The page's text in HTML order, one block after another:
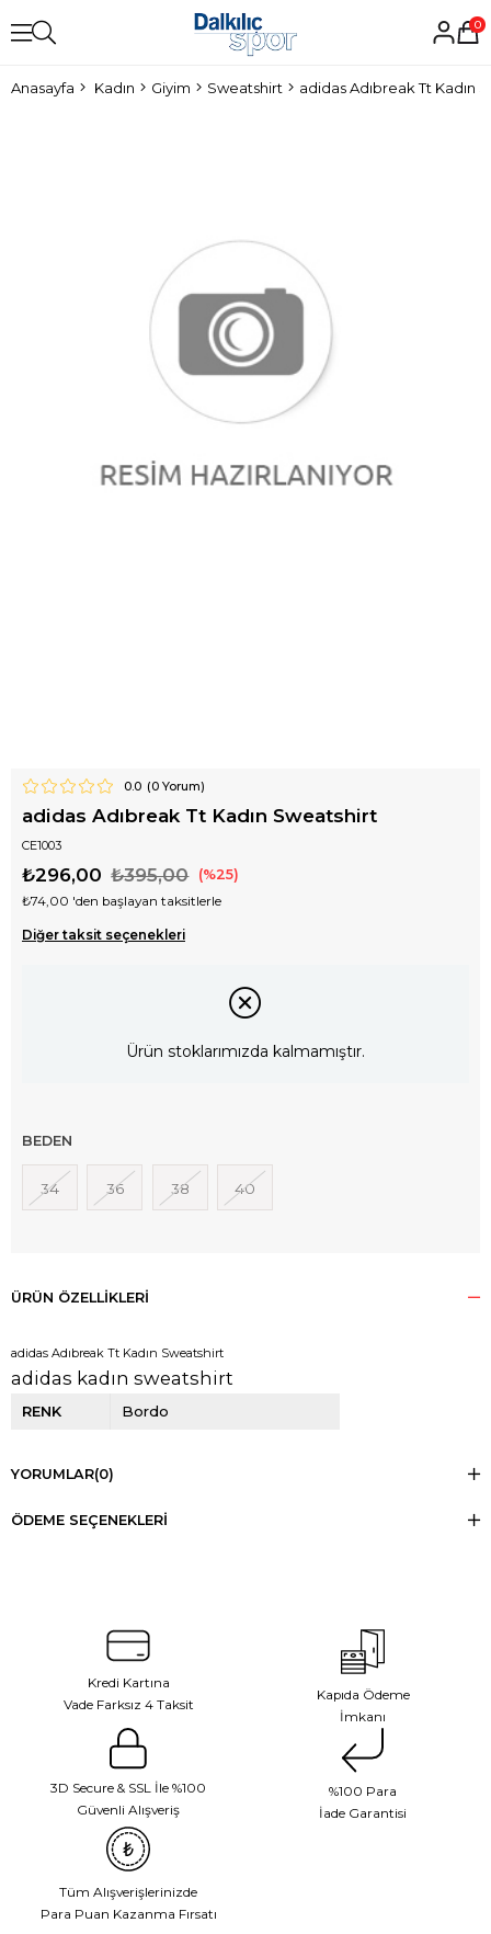
0
Anasayfa Kadın Giyim Sweatshirt adidas Adıbreak Tt Kadın
0.0 (0Yorum)
adidas Adıbreak Tt Kadın Sweatshirt
CE1003
₺395,00
₺296,00 25
₺74,00 'den başlayan taksitlerle
Diğer taksit seçenekleri
Ürün stoklarımızda kalmamıştır.
BEDEN
34 36 38 40
ÜRÜN ÖZELLIKLERI
adidas Adıbreak Tt Kadın Sweatshirt
adidas kadın sweatshirt
RENK Bordo
YORUMLAR(0)
ÖDEME SEÇENEKLERI
Kredi Kartına
Vade Farksız 4 Taksit
Kapıda Ödeme
İmkanı
3D Secure & SSL İle %100
Güvenli Alışveriş
%100 Para
İade Garantisi
Tüm Alışverişlerinizde
Para Puan Kazanma Fırsatı